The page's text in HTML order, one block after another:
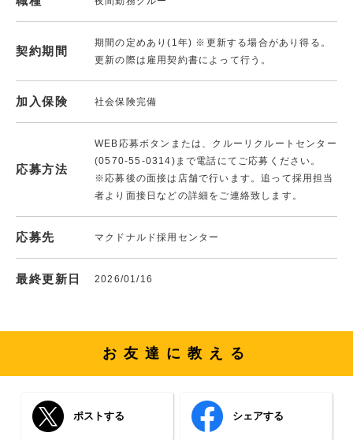
契約期間
期間の定めあり(1年) ※更新する場合があり得る。
更新の際は雇用契約書によって行う。
加入保険 社会保険完備
応募方法
WEB応募ボタンまたは、クルーリクルートセンター
(0570-55-0314)まで電話にてご応募ください。
※応募後の面接は店舗で行います。追って採用担当
者より面接日などの詳細をご連絡致します。
応募先 マクドナルド採用センター
最終更新日 2026/01/16
お友達に教える
ポストする シェアする